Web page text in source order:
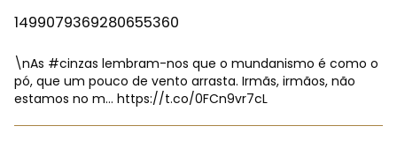
1499079369280655360
\nAs #cinzas lembram-nos que o mundanismo é como o
pó, que um pouco de vento arrasta. Irmãs, irmãos, não
estamos no m… https://t.co/0FCn9vr7cL